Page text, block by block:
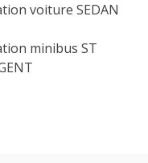
voiture SEDAN
minibus ST